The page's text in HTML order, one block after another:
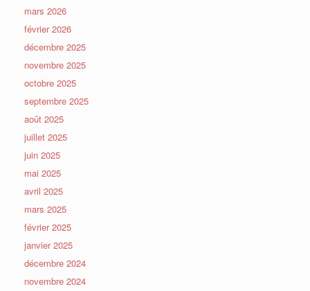
mars 2026
février 2026
décembre 2025
novembre 2025
octobre 2025
septembre 2025
août 2025
juillet 2025
juin 2025
mai 2025
avril 2025
mars 2025
février 2025
janvier 2025
décembre 2024
novembre 2024